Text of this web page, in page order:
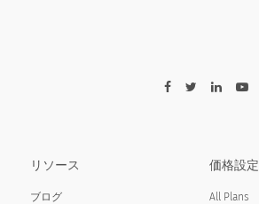
リソース
ブログ
価格設定
All Plans